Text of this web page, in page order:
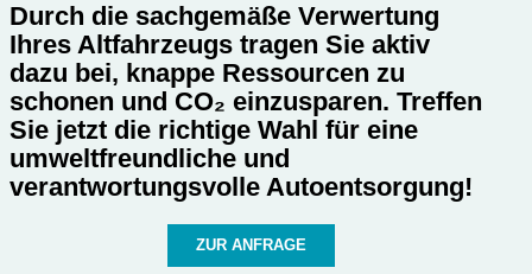
Durch die sachgemäße Verwertung
Ihres Altfahrzeugs tragen Sie aktiv
dazu bei, knappe Ressourcen zu
schonen und CO₂ einzusparen. Treffen
Sie jetzt die richtige Wahl für eine
umweltfreundliche und
verantwortungsvolle Autoentsorgung!
ZUR ANFRAGE